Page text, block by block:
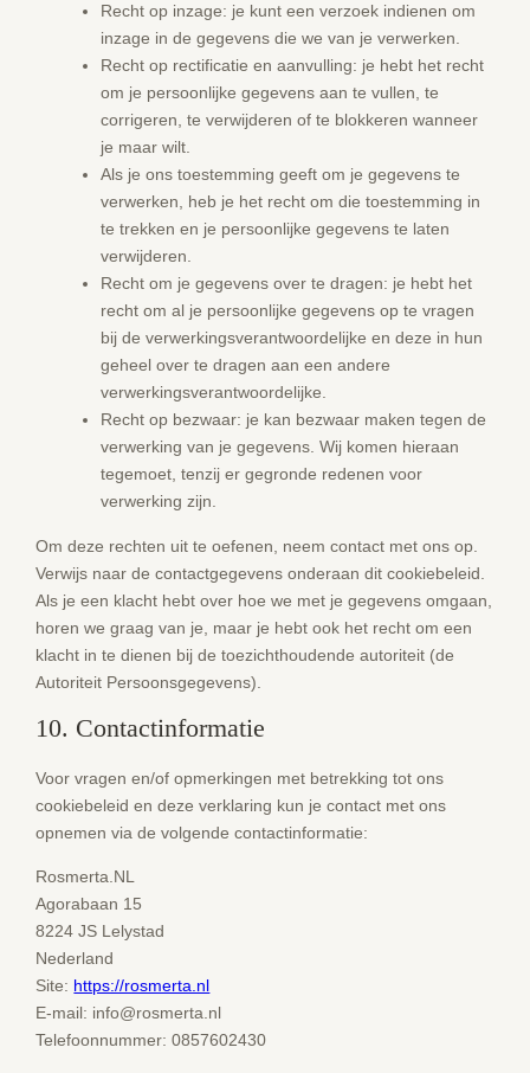
Recht op inzage: je kunt een verzoek indienen om
inzage in de gegevens die we van je verwerken.
Recht op rectificatie en aanvulling: je hebt het recht
om je persoonlijke gegevens aan te vullen, te
corrigeren, te verwijderen of te blokkeren wanneer
je maar wilt.
Als je ons toestemming geeft om je gegevens te
verwerken, heb je het recht om die toestemming in
te trekken en je persoonlijke gegevens te laten
verwijderen.
Recht om je gegevens over te dragen: je hebt het
recht om al je persoonlijke gegevens op te vragen
bij de verwerkingsverantwoordelijke en deze in hun
geheel over te dragen aan een andere
verwerkingsverantwoordelijke.
Recht op bezwaar: je kan bezwaar maken tegen de
verwerking van je gegevens. Wij komen hieraan
tegemoet, tenzij er gegronde redenen voor
verwerking zijn.
Om deze rechten uit te oefenen, neem contact met ons op.
Verwijs naar de contactgegevens onderaan dit cookiebeleid.
Als je een klacht hebt over hoe we met je gegevens omgaan,
horen we graag van je, maar je hebt ook het recht om een
klacht in te dienen bij de toezichthoudende autoriteit (de
Autoriteit Persoonsgegevens).
10. Contactinformatie
Voor vragen en/of opmerkingen met betrekking tot ons
cookiebeleid en deze verklaring kun je contact met ons
opnemen via de volgende contactinformatie:
Rosmerta.NL
Agorabaan 15
8224 JS Lelystad
Nederland
Site: https://rosmerta.nl
E-mail: info@rosmerta.nl
Telefoonnummer: 0857602430